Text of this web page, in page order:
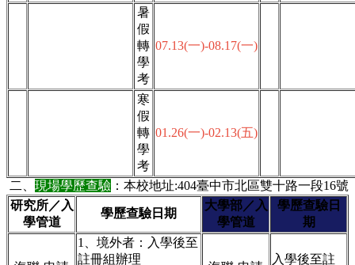
暑
假
轉
學
考
07.13(一)-08.17(一)
寒
假
轉
學
考
01.26(一)-02.13(五)
二、 現場學歷查驗 ：本校地址:404臺中市北區雙十路一段16號
研究所／入
學管道
學歷查驗日期
大學部／入
學管道
學歷查驗日
期
1、境外者：入學後至
註冊組辦理
入學後至註